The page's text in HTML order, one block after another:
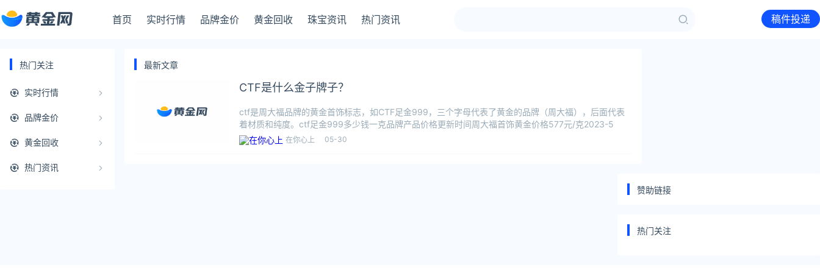
首页 实时行情 品牌金价 黄金回收 珠宝资讯 热门资讯 稿件投递
热门关注
实时行情
品牌金价
黄金回收
热门资讯
最新文章
CTF是什么金子牌子？
ctf是周大福品牌的黄金首饰标志，如CTF足金999，三个字母代表了黄金的品牌（周大福），后面代表
着材质和纯度。ctf足金999多少钱一克品牌产品价格更新时间周大福首饰黄金价格577元/克2023-5
在你心上 05-30
赞助链接
热门关注